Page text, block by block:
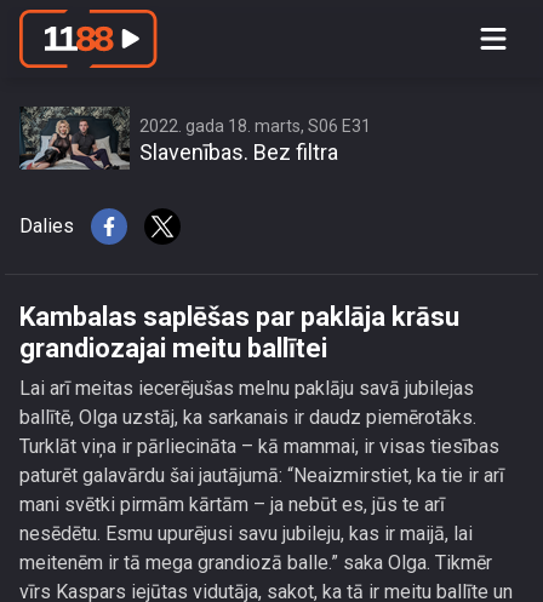
Kambalas saplēšas par paklāja krāsu
2022. gada 18. marts, S06 E31
Slavenības. Bez filtra
Dalies
Kambalas saplēšas par paklāja krāsu
grandiozajai meitu ballītei
Lai arī meitas iecerējušas melnu paklāju savā jubilejas
ballītē, Olga uzstāj, ka sarkanais ir daudz piemērotāks.
Turklāt viņa ir pārliecināta – kā mammai, ir visas tiesības
paturēt galavārdu šai jautājumā: “Neaizmirstiet, ka tie ir arī
mani svētki pirmām kārtām – ja nebūt es, jūs te arī
nesēdētu. Esmu upurējusi savu jubileju, kas ir maijā, lai
meitenēm ir tā mega grandiozā balle.” saka Olga. Tikmēr
vīrs Kaspars iejūtas vidutāja, sakot, ka tā ir meitu ballīte un